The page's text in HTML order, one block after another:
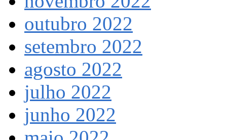
outubro 2022
setembro 2022
agosto 2022
julho 2022
junho 2022